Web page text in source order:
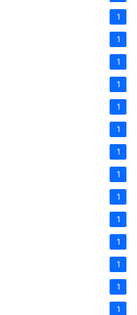
1
1
1
1
1
1
1
1
1
1
1
1
1
1